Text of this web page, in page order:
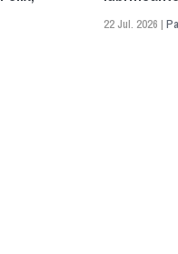
22 Jul. 2026 |